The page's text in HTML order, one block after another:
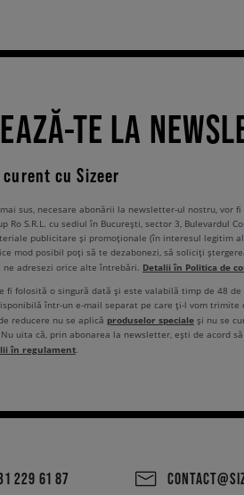
TE LA
cu Sizeer
sus, necesare abonării la newsletter-ul nostru, vor
Ro S.R.L. cu sediul în București, sector 3, Bulevardul
publicitare și promoționale (în interesul legitim
mod posibil poți să te dezabonezi, să soliciți
adresezi orice alte întrebări. Detalii în Politica de
fi folosită o singură dată și este valabilă timp de 48
într-un e-mail separat pe care ți-l vom trimite
reducere nu se aplică produselor speciale și nu se
uita că, prin abonarea la newsletter, ești de acord
în regulament.
229 61 87